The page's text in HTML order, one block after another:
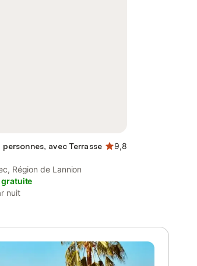
avec Terrasse
9,8
Région de Lannion
nuit